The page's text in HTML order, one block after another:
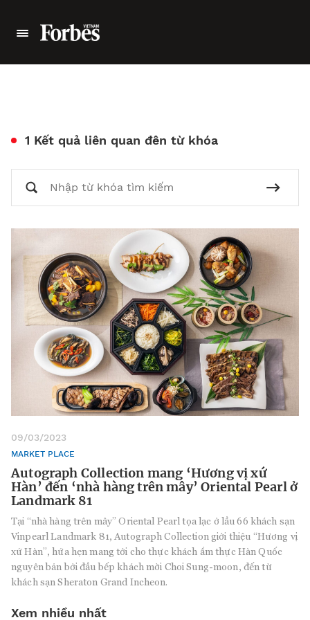
1 Kết quả liên quan đên từ khóa
09/03/2023
MARKET PLACE
Autograph Collection mang ‘Hương vị xứ
Hàn’ đến ‘nhà hàng trên mây’ Oriental Pearl ở
Landmark 81
Tại “nhà hàng trên mây” Oriental Pearl tọa lạc ở lầu 66 khách sạn
Vinpearl Landmark 81, Autograph Collection giới thiệu “Hương vị
xứ Hàn”, hứa hẹn mang tới cho thực khách ẩm thực Hàn Quốc
nguyên bản bởi đầu bếp khách mời Choi Sung-moon, đến từ
khách sạn Sheraton Grand Incheon.
Xem nhiều nhất